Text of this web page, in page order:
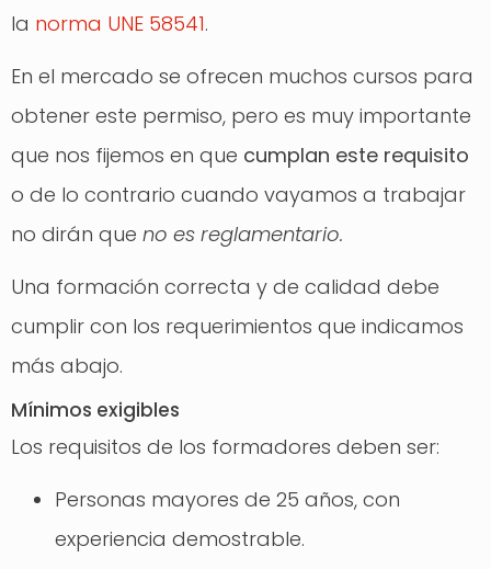
la norma UNE 58541.
En el mercado se ofrecen muchos cursos para
obtener este permiso, pero es muy importante
que nos fijemos en que cumplan este requisito
o de lo contrario cuando vayamos a trabajar
no dirán que no es reglamentario.
Una formación correcta y de calidad debe
cumplir con los requerimientos que indicamos
más abajo.
Mínimos exigibles
Los requisitos de los formadores deben ser:
Personas mayores de 25 años, con
experiencia demostrable.